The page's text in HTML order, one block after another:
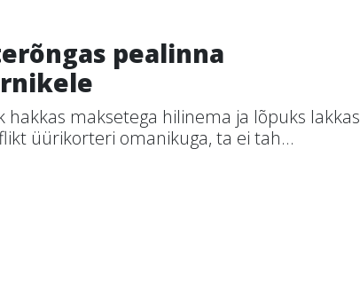
pealinna
maksetega hilinema ja lõpuks lakkas
üürikorteri omanikuga, ta ei tah...